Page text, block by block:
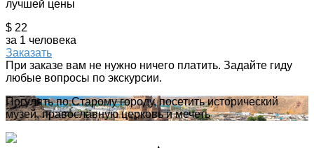
лучшей цены
$ 22
за 1 человека
Заказать
При заказе вам не нужно ничего платить. Задайте гиду
любые вопросы по экскурсии.
Погулять по Старому городу, посетить исторический
музей, православную церковь и мечеть